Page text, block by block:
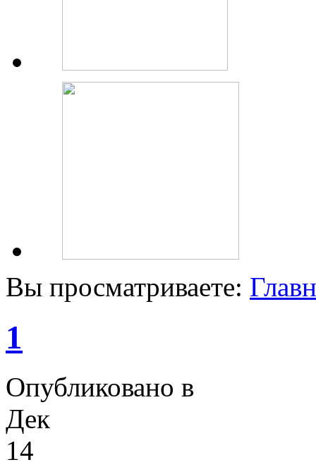
Вы просматриваете:
1
Опубликовано в
Дек
14